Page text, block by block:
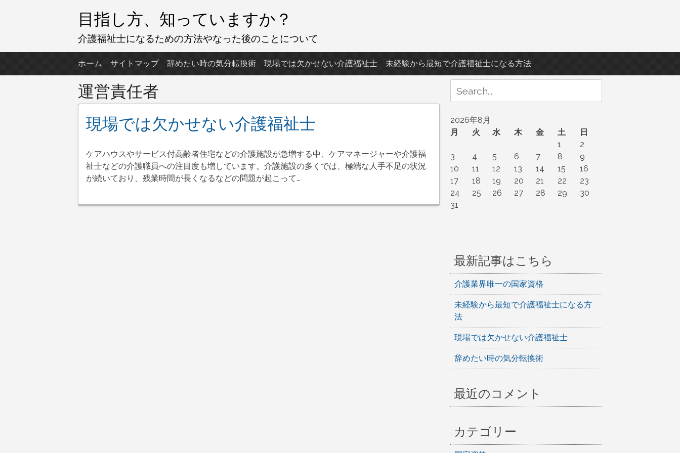
コ
ン
テ
ツ
ス
キ
目指し方、知っていますか？
介護福祉士になるための方法やなった後のことについて
ホーム サイトマップ 辞めたい時の気分転換術 現場では欠かせない介護福祉士 未経験から最短で介護福祉士になる方法
運営責任者
現場では欠かせない介護福祉士
ケアハウスやサービス付高齢者住宅などの介護施設が急増する中、ケアマネージャーや介護福
祉士などの介護職員への注目度も増しています。介護施設の多くでは、極端な人手不足の状況
が続いており、残業時間が長くなるなどの問題が起こって…
for:
2026年8月
月
火 水 木 金 土
日
1
2
3
4 5 6 7 8
9
10
11 12 13 14 15
16
17
18 19 20 21 22
23
24
25 26 27 28 29
30
31
最新記事はこちら
介護業界唯一の国家資格
未経験から最短で介護福祉士になる方
法
現場では欠かせない介護福祉士
辞めたい時の気分転換術
最近のコメント
カテゴリー